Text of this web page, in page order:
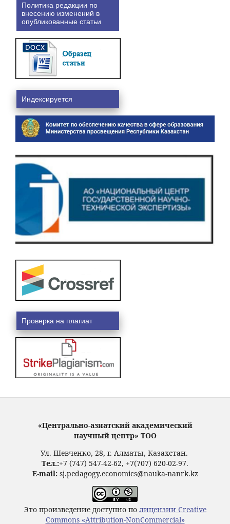
Политика редакции по
внесению изменений в
опубликованные статьи
Индексируется
Проверка на плагиат
«Центрально-азиатский академический
научный центр» ТОО
Ул. Шевченко, 28, г. Алматы, Казахстан.
Тел.:+7 (747) 547-42-62, +7(707) 620-02-97.
E-mail:sj.pedagogy.economics@nauka-nanrk.kz
Это произведение доступно по лицензии Creative
Commons «Attribution-NonCommercial»